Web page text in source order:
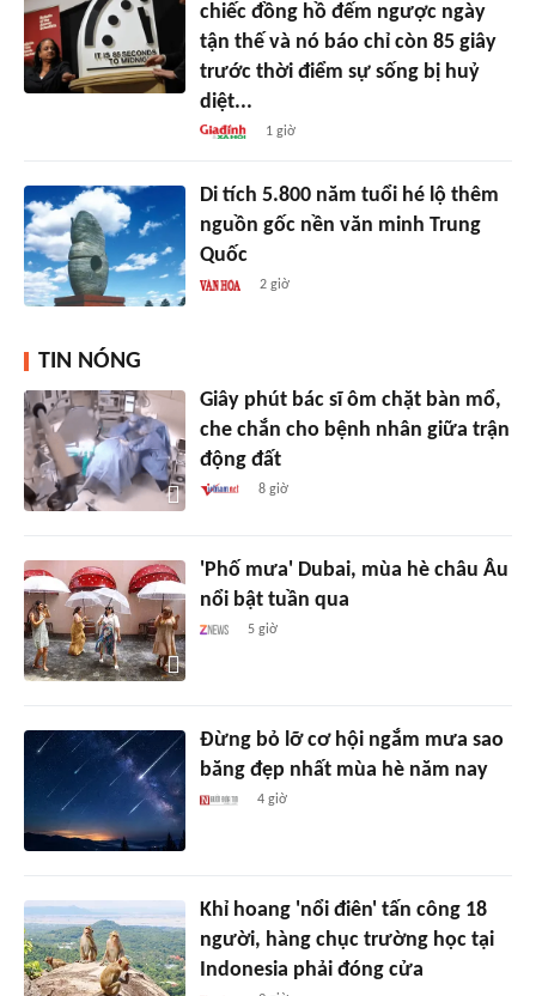
chiếc đồng hồ đếm ngược ngày
tận thế và nó báo chỉ còn 85 giây
trước thời điểm sự sống bị huỷ
diệt...
1 giờ
Di tích 5.800 năm tuổi hé lộ thêm
nguồn gốc nền văn minh Trung
Quốc
2 giờ
TIN NÓNG
Giây phút bác sĩ ôm chặt bàn mổ,
che chắn cho bệnh nhân giữa trận
động đất
8 giờ
'Phố mưa' Dubai, mùa hè châu Âu
nổi bật tuần qua
5 giờ
Đừng bỏ lỡ cơ hội ngắm mưa sao
băng đẹp nhất mùa hè năm nay
4 giờ
Khỉ hoang 'nổi điên' tấn công 18
người, hàng chục trường học tại
Indonesia phải đóng cửa